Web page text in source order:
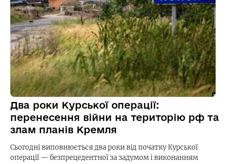
Два роки Курської операції:
перенесення війни на територію рф та
злам планів Кремля
Сьогодні виповнюється два роки від початку Курської
операції — безпрецедентної за задумом і виконанням